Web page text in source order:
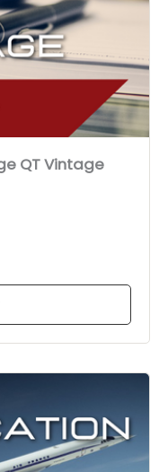
QT Vintage